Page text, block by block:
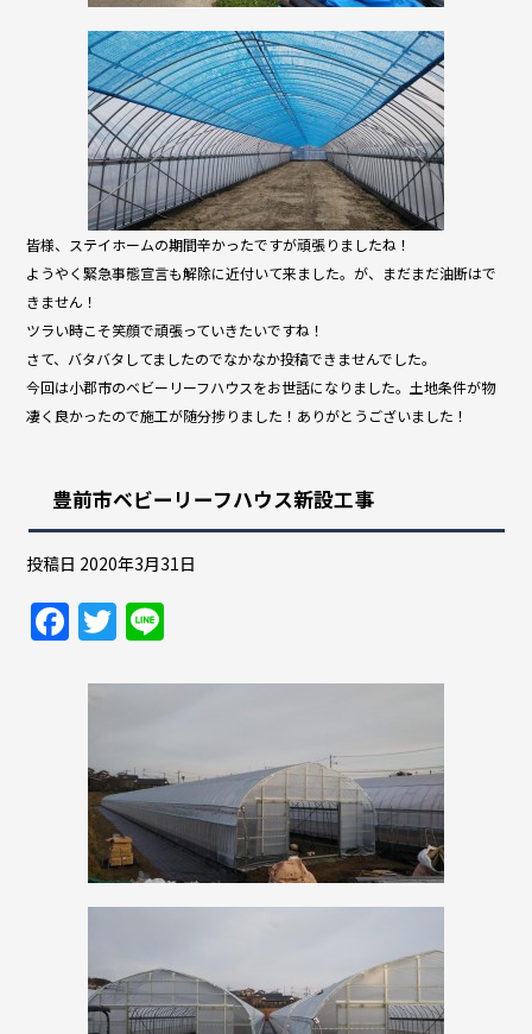
皆様、ステイホームの期間辛かったですが頑張りましたね！
ようやく緊急事態宣言も解除に近付いて来ました。が、まだまだ油断はで
きません！
ツラい時こそ笑顔で頑張っていきたいですね！
さて、バタバタしてましたのでなかなか投稿できませんでした。
今回は小郡市のベビーリーフハウスをお世話になりました。土地条件が物
凄く良かったので施工が随分捗りました！ありがとうございました！
豊前市ベビーリーフハウス新設工事
投稿日 2020年3月31日
F
a
c
b
o
o
k
T
w
itte